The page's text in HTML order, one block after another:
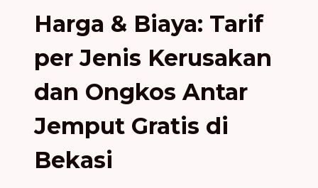
Harga & Biaya: Tarif
per Jenis Kerusakan
dan Ongkos Antar
Jemput Gratis di
Bekasi